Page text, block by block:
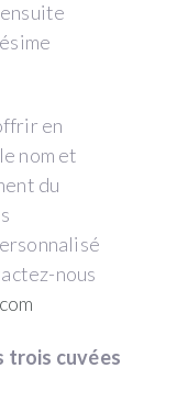
en
nom et
du
nous
trois cuvées